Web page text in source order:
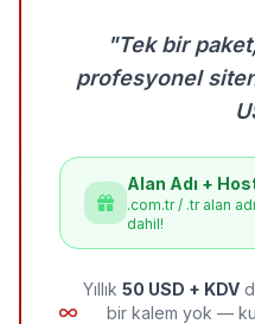
"Tek bir
profesyonel
Alan Adı +
.com.tr / .tr alan
dahil!
Yıllık 50 USD + KDV
bir kalem yok —